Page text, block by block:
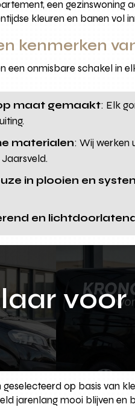
een gezinswoning
kleuren en banen vol
kenmerken
een onmisbare schakel in
maat gemaakt: Elk
materialen: Wij werken
in plooien en
en
geselecteerd op basis van
jarenlang mooi blijven en